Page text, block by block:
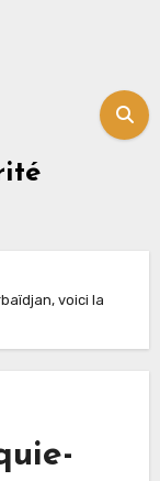
voici la